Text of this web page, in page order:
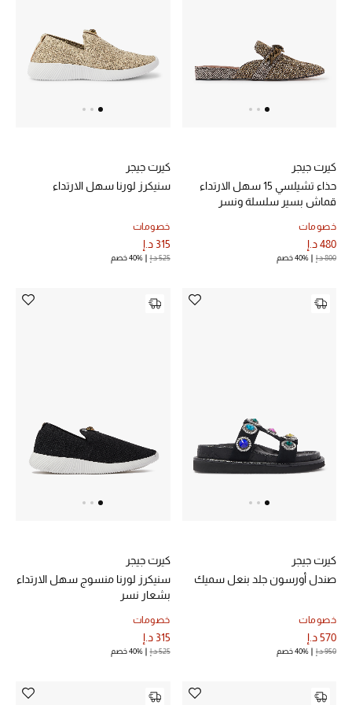
تسوقوا الآن
ما وصلنا حديثاً
الموسم الجديد
النساء
مستلزمات المنزل
جديد لدينا
كيرت جيجر
حذاء تشيلسي 15 سهل الارتداء
قماش بسير سلسلة ونسر
خصومات
480 د.إ
800 د.إ 40% خصم
كيرت جيجر
سنيكرز لورنا سهل الارتداء
خصومات
315 د.إ
525 د.إ 40% خصم
كيرت جيجر
صندل أورسون جلد بنعل سميك
خصومات
570 د.إ
950 د.إ 40% خصم
كيرت جيجر
سنيكرز لورنا منسوج سهل الارتداء
بشعار نسر
خصومات
315 د.إ
525 د.إ 40% خصم